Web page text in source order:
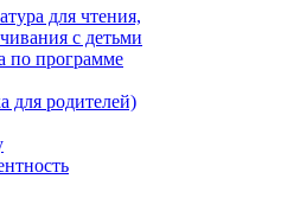
для чтения,
с детьми
по программе
для родителей)